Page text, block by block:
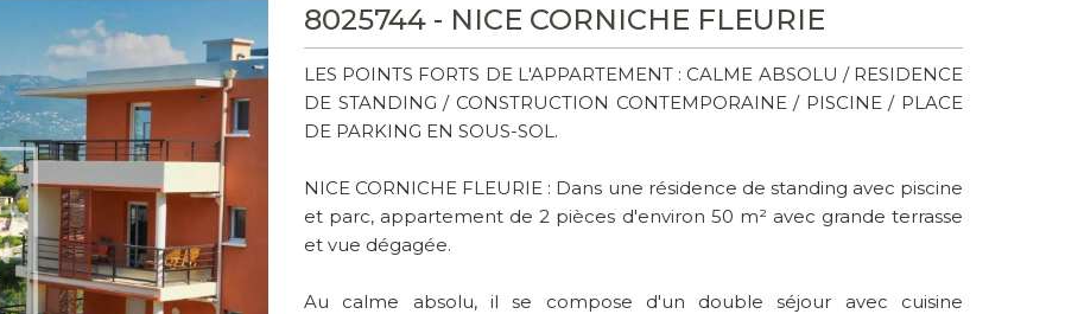
8025744 - NICE CORNICHE FLEURIE
LES POINTS FORTS DE L'APPARTEMENT : CALME ABSOLU / RESIDENCE
DE STANDING / CONSTRUCTION CONTEMPORAINE / PISCINE / PLACE
DE PARKING EN SOUS-SOL.
NICE CORNICHE FLEURIE : Dans une résidence de standing avec piscine
et parc, appartement de 2 pièces d'environ 50 m² avec grande terrasse
et vue dégagée.
Au calme absolu, il se compose d'un double séjour avec cuisine